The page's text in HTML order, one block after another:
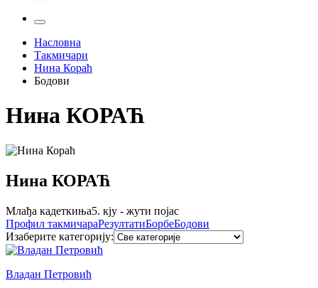
Насловна
Такмичари
Нина Кораћ
Бодови
Нина КОРАЋ
Нина КОРАЋ
Млађа кадеткиња5. кју - жути појас
Профил такмичараРезултатиБорбеБодови
Изаберите категорију:
Владан Петровић